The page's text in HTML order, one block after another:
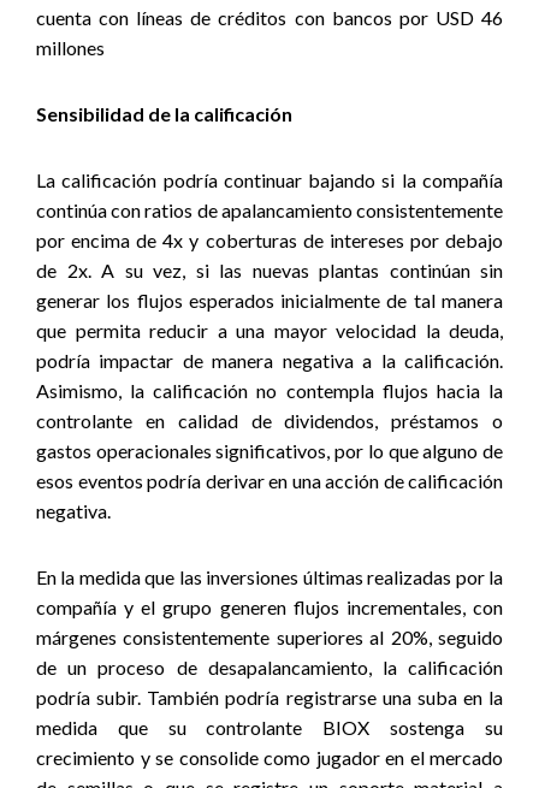
cuenta con líneas de créditos con bancos por USD 46
millones
Sensibilidad de la calificación
La calificación podría continuar bajando si la compañía
continúa con ratios de apalancamiento consistentemente
por encima de 4x y coberturas de intereses por debajo
de 2x. A su vez, si las nuevas plantas continúan sin
generar los flujos esperados inicialmente de tal manera
que permita reducir a una mayor velocidad la deuda,
podría impactar de manera negativa a la calificación.
Asimismo, la calificación no contempla flujos hacia la
controlante en calidad de dividendos, préstamos o
gastos operacionales significativos, por lo que alguno de
esos eventos podría derivar en una acción de calificación
negativa.
En la medida que las inversiones últimas realizadas por la
compañía y el grupo generen flujos incrementales, con
márgenes consistentemente superiores al 20%, seguido
de un proceso de desapalancamiento, la calificación
podría subir. También podría registrarse una suba en la
medida que su controlante BIOX sostenga su
crecimiento y se consolide como jugador en el mercado